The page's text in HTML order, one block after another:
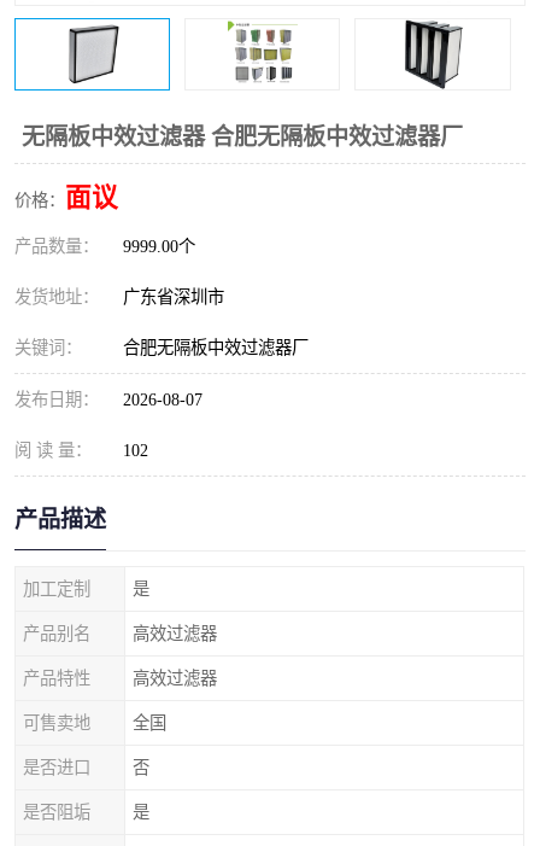
无隔板中效过滤器 合肥无隔板中效过滤器厂
价格： 面议
产品数量： 9999.00个
发货地址： 广东省深圳市
关键词： 合肥无隔板中效过滤器厂
发布日期： 2026-08-07
阅 读 量： 102
产品描述
加工定制 是
产品别名 高效过滤器
产品特性 高效过滤器
可售卖地 全国
是否进口 否
是否阻垢 是